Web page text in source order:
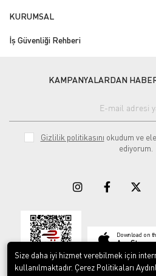
KURUMSAL
İş Güvenliği Rehberi
KAMPANYALARDAN
Gizlilik politikasını okudum ve
ediyorum.
Download on
App Store
Size daha iyi hizmet verebilmek için
kullanılmaktadır. Çerez Politikaları